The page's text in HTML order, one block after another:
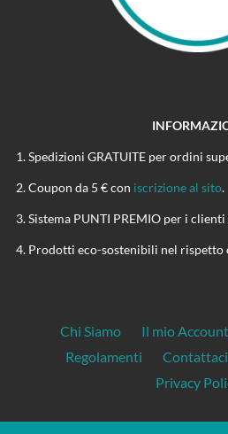
Spedizioni GRATUITE per ordini
Coupon da 5 € con iscrizione al sito.
Sistema PUNTI PREMIO per i
Prodotti eco-sostenibili nel rispetto
Chi Siamo Il mio Account
Regolamenti
Contattaci
Privacy